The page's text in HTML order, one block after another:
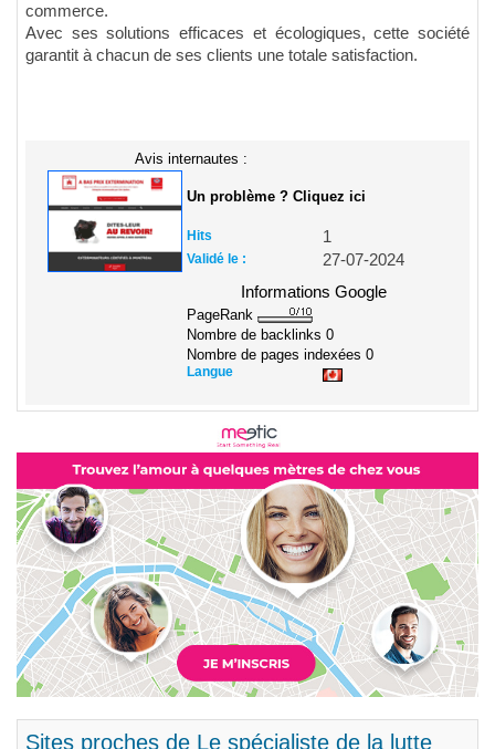
commerce.
Avec ses solutions efficaces et écologiques, cette société
garantit à chacun de ses clients une totale satisfaction.
Avis internautes :
Un problème ? Cliquez ici
Hits 1
Validé le :
27-07-2024
Informations Google
PageRank
Nombre de backlinks 0
Nombre de pages indexées 0
Langue
Sites proches de Le spécialiste de la lutte